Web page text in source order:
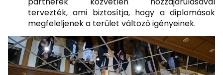
tervezték, ami biztosítja, hogy a diplomások
megfeleljenek a terület változó igényeinek.